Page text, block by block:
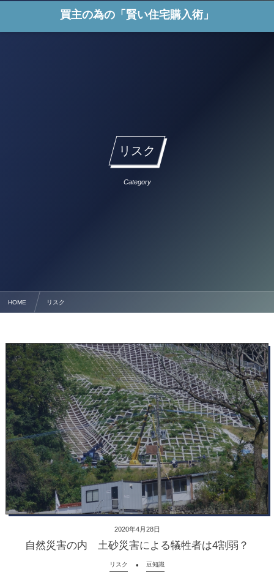
買主の為の「賢い住宅購入術」
リスク
Category
HOME リスク
2020年4月28日
自然災害の内 土砂災害による犠牲者は4割弱？
リスク 豆知識